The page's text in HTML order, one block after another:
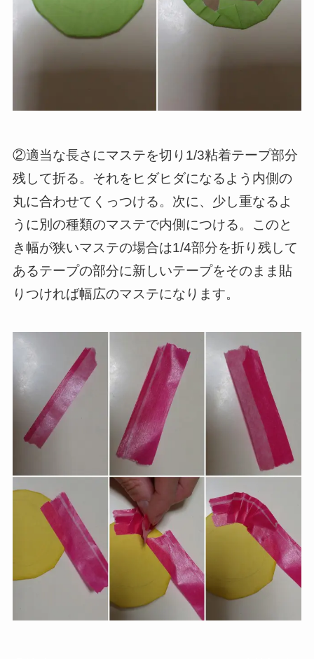
②適当な長さにマステを切り1/3粘着テープ部分
残して折る。それをヒダヒダになるよう内側の
丸に合わせてくっつける。次に、少し重なるよ
うに別の種類のマステで内側につける。 このと
き幅が狭いマステの場合は1/4部分を折り残して
あるテープの部分に新しいテープをそのまま貼
りつければ幅広のマステになります。